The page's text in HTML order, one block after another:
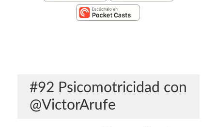
#92 Psicomotricidad con
@VictorArufe